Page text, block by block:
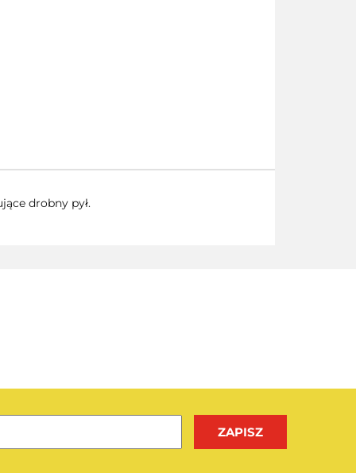
drobny pył.